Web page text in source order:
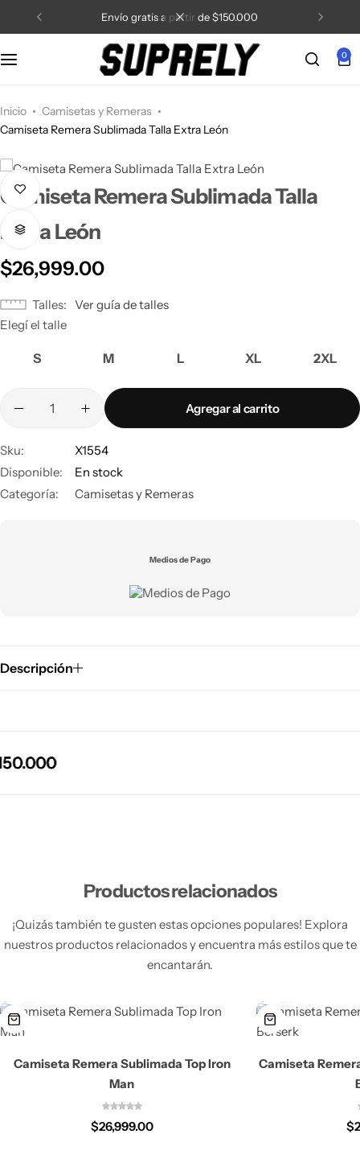
a partir de $150.000 5% de descuento
0
Inicio
Camisetas y Remeras
Camiseta Remera Sublimada Talla Extra León
Camiseta Remera Sublimada Talla
Extra León
$26,999.00
Talles
Ver guía de talles
Elegí el talle
S M L XL 2XL
Agregar al carrito
Sku:
X1554
Disponible:
En stock
Categoría:
Camisetas y Remeras
Medios de Pago
Descripción
Productos relacionados
¡Quizás también te gusten estas opciones populares! Explora
nuestros productos relacionados y encuentra más estilos que te
encantarán.
Camiseta Remera Sublimada Top Iron
Man
$26,999.00
Camiseta
$